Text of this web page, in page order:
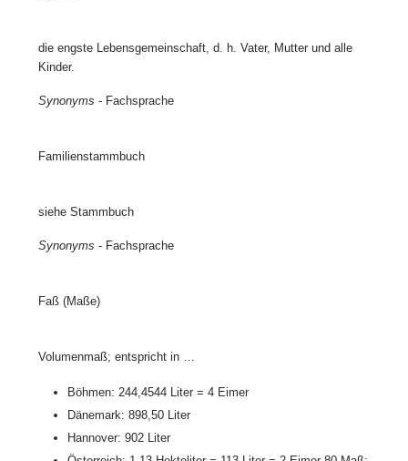
die engste Lebensgemeinschaft, d. h. Vater, Mutter und alle
Kinder.
Synonyms - Fachsprache
Familienstammbuch
siehe Stammbuch
Synonyms - Fachsprache
Faß (Maße)
Volumenmaß; entspricht in …
Böhmen: 244,4544 Liter = 4 Eimer
Dänemark: 898,50 Liter
Hannover: 902 Liter